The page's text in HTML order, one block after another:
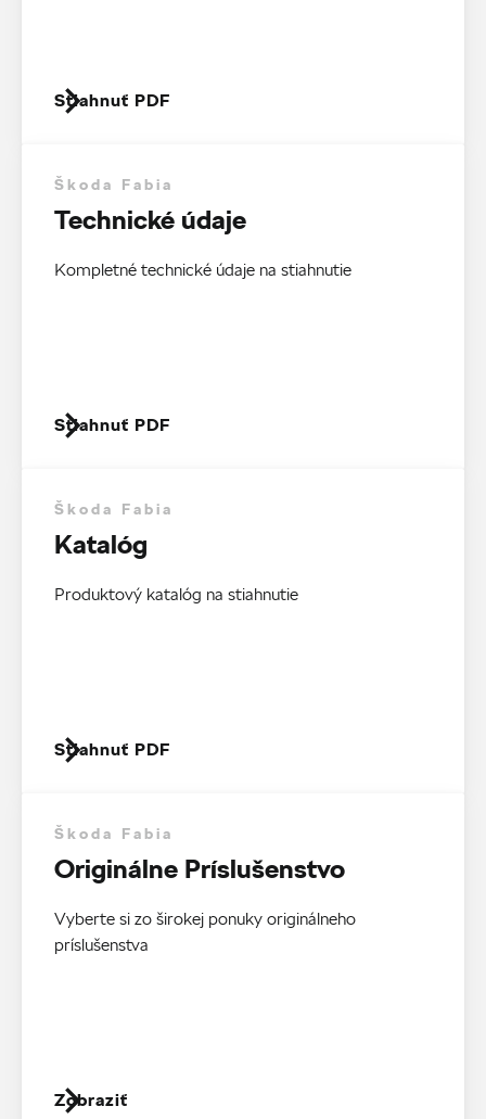
Stiahnuť PDF
Škoda Fabia
Technické údaje
Kompletné technické údaje na stiahnutie
Stiahnuť PDF
Škoda Fabia
Katalóg
Produktový katalóg na stiahnutie
Stiahnuť PDF
Škoda Fabia
Originálne Príslušenstvo
Vyberte si zo širokej ponuky originálneho
príslušenstva
Zobraziť